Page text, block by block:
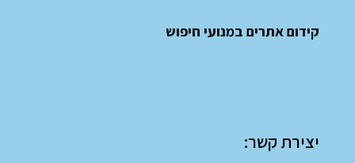
קידום אתרים במנועי חיפוש
יצירת קשר: